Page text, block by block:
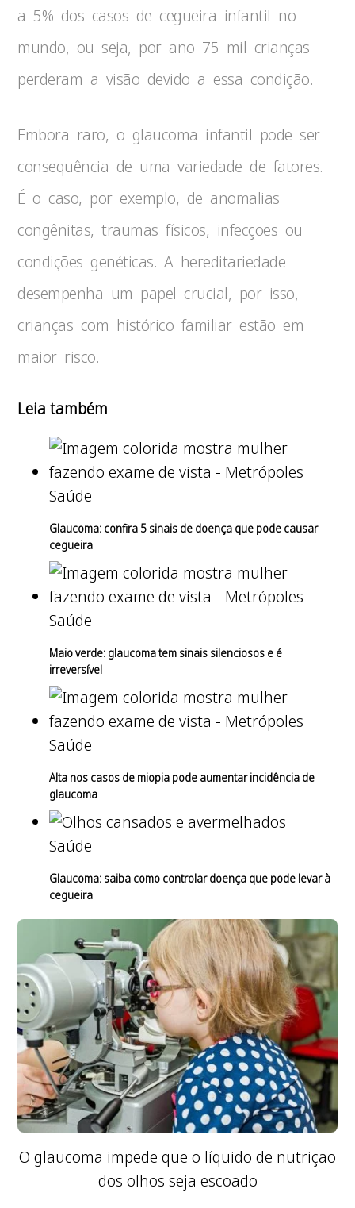
a 5% dos casos de cegueira infantil no
mundo, ou seja, por ano 75 mil crianças
perderam a visão devido a essa condição.
Embora raro, o glaucoma infantil pode ser
consequência de uma variedade de fatores.
É o caso, por exemplo, de anomalias
congênitas, traumas físicos, infecções ou
condições genéticas. A hereditariedade
desempenha um papel crucial, por isso,
crianças com histórico familiar estão em
maior risco.
Leia também
Saúde
Glaucoma: confira 5 sinais de doença que pode causar
cegueira
Saúde
Maio verde: glaucoma tem sinais silenciosos e é
irreversível
Saúde
Alta nos casos de miopia pode aumentar incidência de
glaucoma
Saúde
Glaucoma: saiba como controlar doença que pode levar à
cegueira
O glaucoma impede que o líquido de nutrição
dos olhos seja escoado